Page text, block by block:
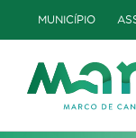
to
content
MUNICÍPIO